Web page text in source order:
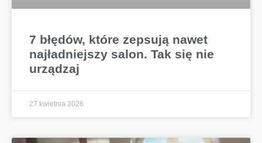
7 błędów, które zepsują nawet
najładniejszy salon. Tak się nie
urządzaj
27 kwietnia 2026